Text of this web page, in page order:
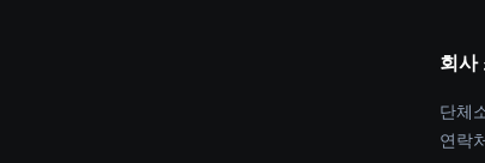
회사
단체
연락